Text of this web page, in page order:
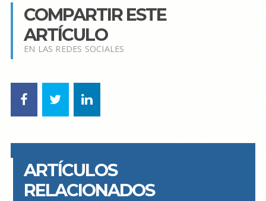
COMPARTIR ESTE
ARTÍCULO
EN LAS REDES SOCIALES
ARTÍCULOS
RELACIONADOS